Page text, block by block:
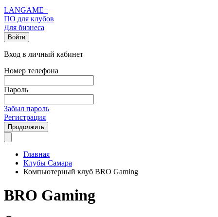
LANGAME+
ПО для клубов
Для бизнеса
Войти
Вход в личный кабинет
Номер телефона
Пароль
Забыл пароль
Регистрация
Продолжить
Главная
Клубы Самара
Компьютерный клуб BRO Gaming
BRO Gaming